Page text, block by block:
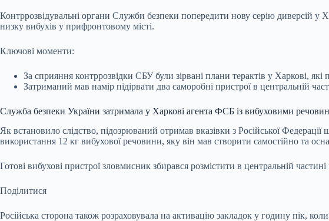
Контррозвідувальні органи Служби безпеки попередити нову серію диверсій у
низку вибухів у прифронтовому місті.
Ключові моменти:
За сприяння контррозвідки СБУ були зірвані плани терактів у Харкові,
Затриманий мав намір підірвати два саморобні пристрої в центральній
Служба безпеки України затримала у Харкові агента ФСБ із вибуховими
Як встановило слідство, підозрюваний отримав вказівки з Російської
використання 12 кг вибухової речовини, яку він мав створити самостійно та
Готові вибухові пристрої зловмисник збирався розмістити в центральній
Поділитися
Російська сторона також розраховувала на активацію закладок у годину пік,